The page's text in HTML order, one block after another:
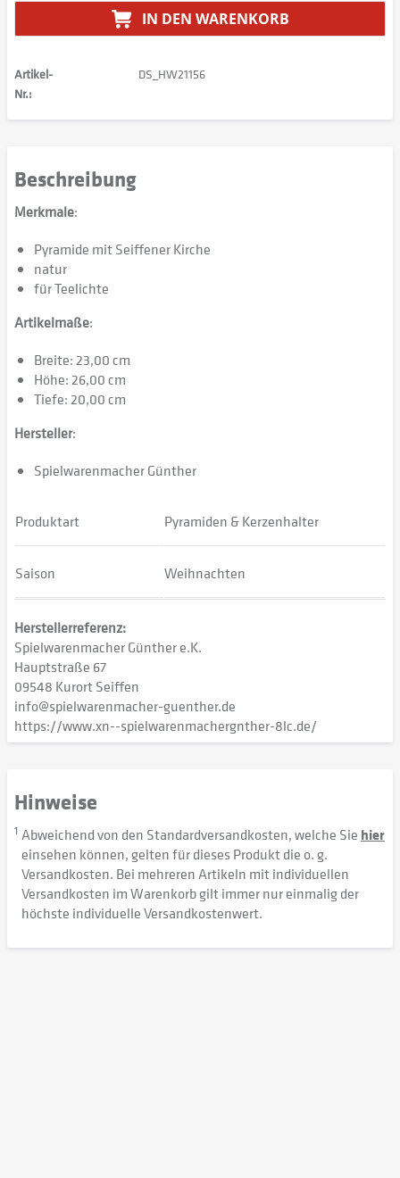
IN DEN WARENKORB
Artikel-
Nr.:
DS_HW21156
Beschreibung
Merkmale:
Pyramide mit Seiffener Kirche
natur
für Teelichte
Artikelmaße:
Breite: 23,00 cm
Höhe: 26,00 cm
Tiefe: 20,00 cm
Hersteller:
Spielwarenmacher Günther
Produktart Pyramiden & Kerzenhalter
Saison Weihnachten
Herstellerreferenz:
Spielwarenmacher Günther e.K.
Hauptstraße 67
09548 Kurort Seiffen
info@spielwarenmacher-guenther.de
https://www.xn--spielwarenmachergnther-8lc.de/
Hinweise
1 Abweichend von den Standardversandkosten, welche Sie hier
einsehen können, gelten für dieses Produkt die o. g.
Versandkosten. Bei mehreren Artikeln mit individuellen
Versandkosten im Warenkorb gilt immer nur einmalig der
höchste individuelle Versandkostenwert.